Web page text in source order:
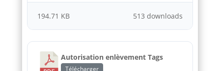
513 downloads
194.71 KB
Autorisation enlèvement Tags
Télécharger